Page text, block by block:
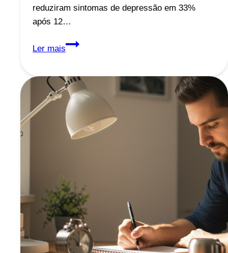
reduziram sintomas de depressão em 33%
após 12…
Ler mais
Alimentos
a
Melhorar
o
Humor
Estresse